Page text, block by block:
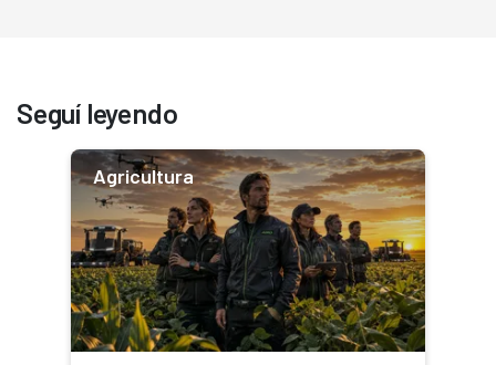
Seguí leyendo
Agricultura